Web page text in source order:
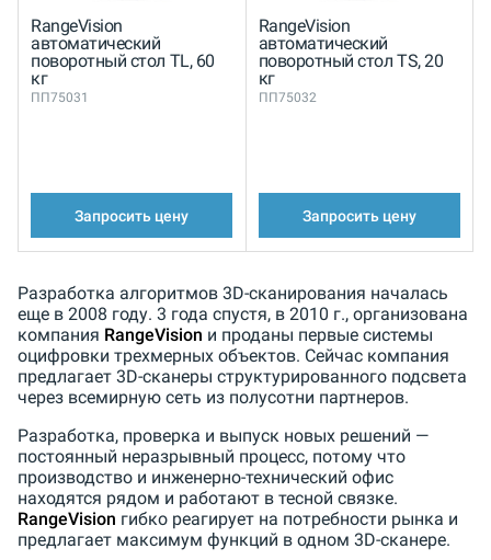
RangeVision
автоматический
поворотный стол TL, 60
кг
ПП75031
Запросить цену
RangeVision
автоматический
поворотный стол TS, 20
кг
ПП75032
Запросить цену
Разработка алгоритмов 3D-сканирования началась
еще в 2008 году. 3 года спустя, в 2010 г., организована
компания RangeVision и проданы первые системы
оцифровки трехмерных объектов. Сейчас компания
предлагает 3D-сканеры структурированного подсвета
через всемирную сеть из полусотни партнеров.
Разработка, проверка и выпуск новых решений —
постоянный неразрывный процесс, потому что
производство и инженерно-технический офис
находятся рядом и работают в тесной связке.
RangeVision гибко реагирует на потребности рынка и
предлагает максимум функций в одном 3D-сканере.